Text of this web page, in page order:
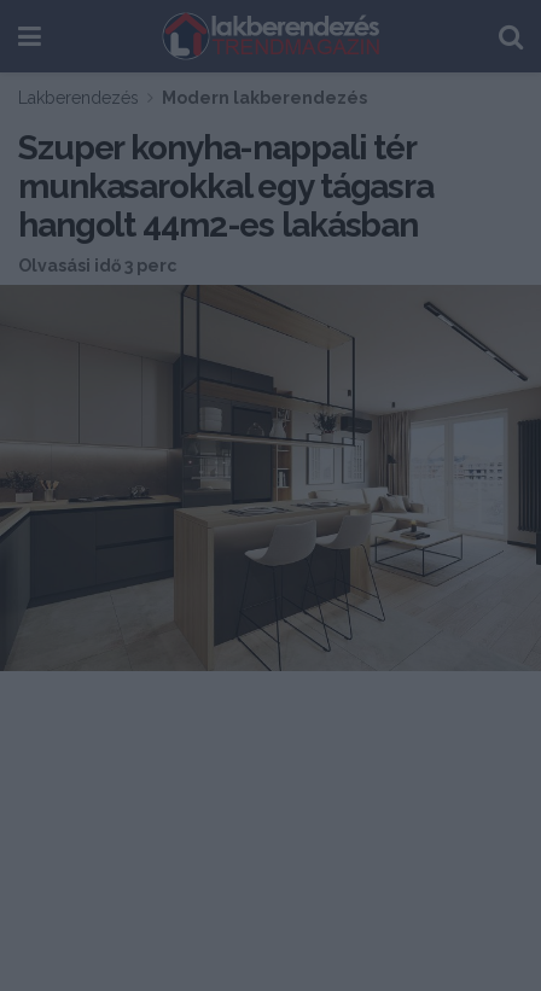
Lakberendezés Modern lakberendezés
Szuper konyha-nappali tér
munkasarokkal egy tágasra
hangolt 44m2-es lakásban
Olvasási idő 3 perc